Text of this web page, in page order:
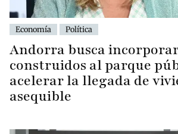
Economía Política
Andorra busca
construidos al parque
acelerar la llegada de
asequible